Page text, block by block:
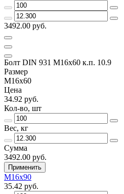
3492.00 руб.
Болт DIN 931 М16х60 к.п. 10.9
Размер
М16х60
Цена
34.92 руб.
Кол-во, шт
Вес, кг
Сумма
3492.00 руб.
Применить
М16х90
35.42 руб.